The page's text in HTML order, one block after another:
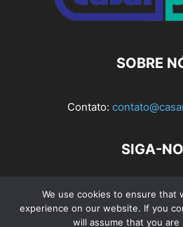
SOBRE
Contato:
SIGA-
Av. Rio Branco, nº 404, Sala 103
We use cookies to ensure that
experience on our website. If you
will assume that you